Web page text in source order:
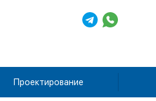
Проектирование